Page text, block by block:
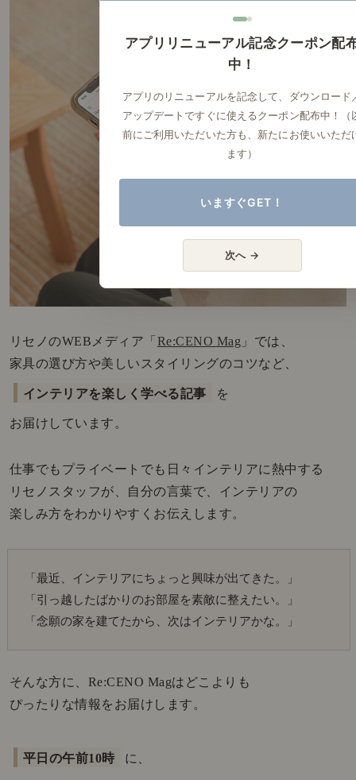
リセノのWEBメディア「 Re:CENO Mag 」では、
家具の選び方や美しいスタイリングのコツなど、
インテリアを楽しく学べる記事 を
お届けしています。
仕事でもプライベートでも日々インテリアに熱中する
リセノスタッフが、自分の言葉で、インテリアの
楽しみ方をわかりやすくお伝えします。
「最近、インテリアにちょっと興味が出てきた。」
「引っ越したばかりのお部屋を素敵に整えたい。」
「念願の家を建てたから、次はインテリアかな。」
そんな方に、Re:CENO Magはどこよりも
ぴったりな情報をお届けします。
平日の午前10時 に、
アプリリニューアル記念クーポン配
中！
アプリのリニューアルを記念して、ダウンロード
アップデートですぐに使えるクーポン配布中！（
前にご利用いただいた方も、新たにお使いいただ
ます）
いますぐGET！
次へ →